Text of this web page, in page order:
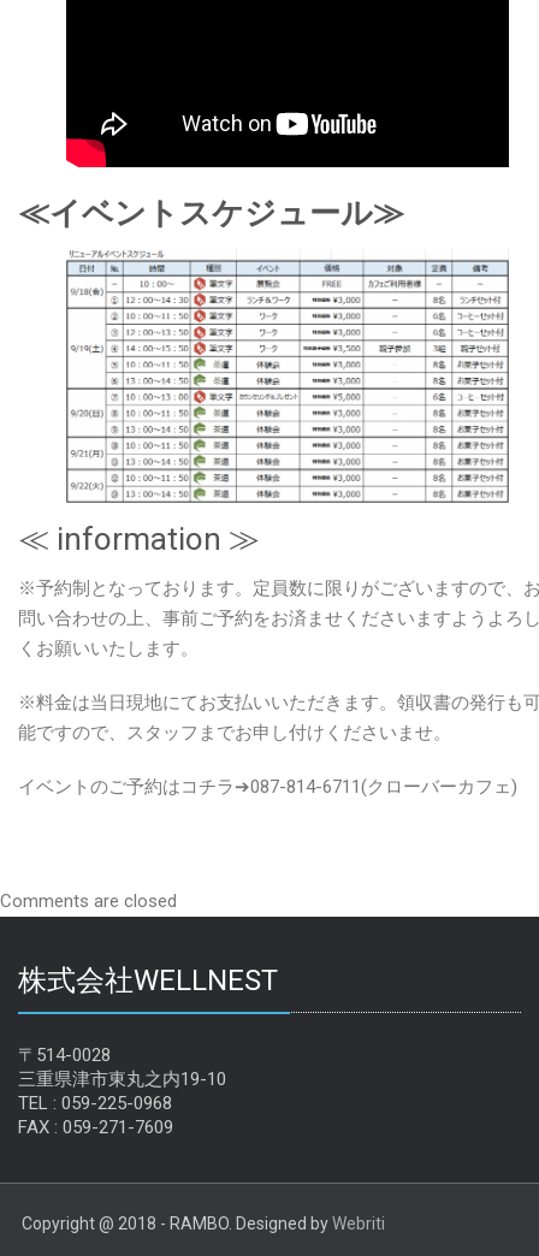
≪イベントスケジュール≫
≪ information ≫
※予約制となっております。定員数に限りがございますので、
問い合わせの上、事前ご予約をお済ませくださいますようよろ
くお願いいたします。
※料金は当日現地にてお支払いいただきます。領収書の発行も
能ですので、スタッフまでお申し付けくださいませ。
イベントのご予約はコチラ➔087-814-6711(クローバーカフェ)
Comments are closed
株式会社WELLNEST
〒514-0028
三重県津市東丸之内19-10
TEL : 059-225-0968
FAX : 059-271-7609
Copyright @ 2018 - RAMBO. Designed byWebriti